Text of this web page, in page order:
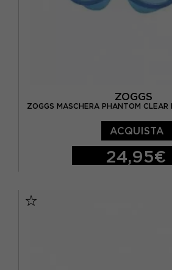
ZOGGS
ZOGGS MASCHERA PHANTOM CLEAR
ACQUISTA
24,95€